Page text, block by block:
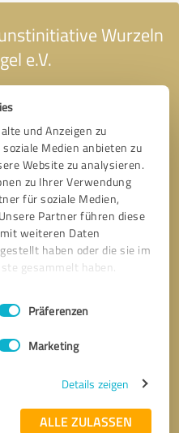
und Anzeigen zu
Medien anbieten zu
Website zu analysieren.
zu Ihrer Verwendung
für soziale Medien,
Partner führen diese
weiteren Daten
haben oder die sie im
gesammelt haben.
Präferenzen
Marketing
Details zeigen
ALLE ZULASSEN
Wurzeln
e.V.
* Erforderliche Angaben